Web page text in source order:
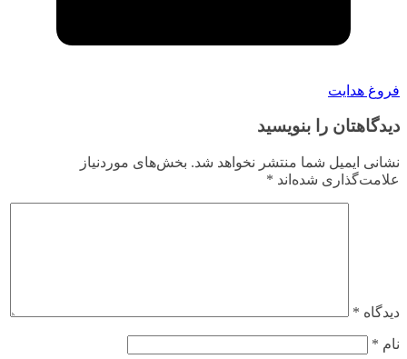
فروغ هدایت
دیدگاهتان را بنویسید
نشانی ایمیل شما منتشر نخواهد شد. بخش‌های موردنیاز
علامت‌گذاری شده‌اند *
دیدگاه *
نام *